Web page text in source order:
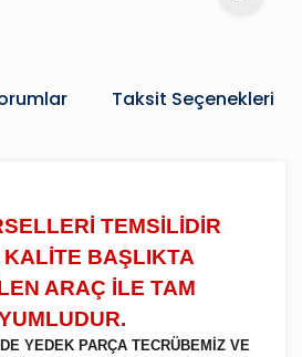
Taksit Seçenekleri
TEMSİLİDİR
KALİTE BAŞLIKTA
ARAÇ İLE TAM
YEDEK PARÇA TECRÜBEMİZ VE